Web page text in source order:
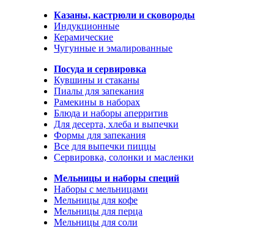
Казаны, кастрюли и сковороды
Индукционные
Керамические
Чугунные и эмалированные
Посуда и сервировка
Кувшины и стаканы
Пиалы для запекания
Рамекины в наборах
Блюда и наборы аперритив
Для десерта, хлеба и выпечки
Формы для запекания
Все для выпечки пиццы
Сервировка, солонки и масленки
Мельницы и наборы специй
Наборы с мельницами
Мельницы для кофе
Мельницы для перца
Мельницы для соли